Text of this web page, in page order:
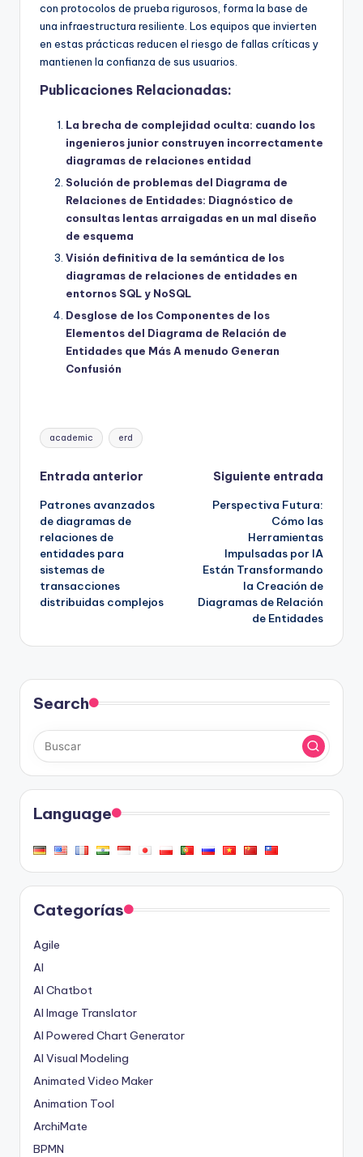
con protocolos de prueba rigurosos, forma la base de
una infraestructura resiliente. Los equipos que invierten
en estas prácticas reducen el riesgo de fallas críticas y
mantienen la confianza de sus usuarios.
Publicaciones Relacionadas:
La brecha de complejidad oculta: cuando los
ingenieros junior construyen incorrectamente
diagramas de relaciones entidad
Solución de problemas del Diagrama de
Relaciones de Entidades: Diagnóstico de
consultas lentas arraigadas en un mal diseño
de esquema
Visión definitiva de la semántica de los
diagramas de relaciones de entidades en
entornos SQL y NoSQL
Desglose de los Componentes de los
Elementos del Diagrama de Relación de
Entidades que Más A menudo Generan
Confusión
Etiquetas:
academic erd
Navegación
de
entradas
Entrada anterior
Patrones avanzados
de diagramas de
relaciones de
entidades para
sistemas de
transacciones
distribuidas complejos
Siguiente entrada
Perspectiva Futura:
Cómo las
Herramientas
Impulsadas por IA
Están Transformando
la Creación de
Diagramas de Relación
de Entidades
Search
Language
Categorías
Agile
AI
AI Chatbot
AI Image Translator
AI Powered Chart Generator
AI Visual Modeling
Animated Video Maker
Animation Tool
ArchiMate
BPMN